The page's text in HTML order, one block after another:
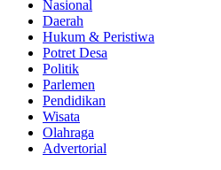
Nasional
Daerah
Hukum & Peristiwa
Potret Desa
Politik
Parlemen
Pendidikan
Wisata
Olahraga
Advertorial